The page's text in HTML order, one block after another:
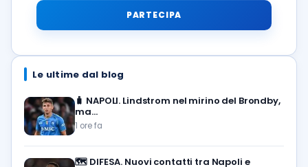
PARTECIPA
Le ultime dal blog
🧳 NAPOLI. Lindstrom nel mirino del Brondby,
ma…
1 ore fa
🗺️ DIFESA. Nuovi contatti tra Napoli e